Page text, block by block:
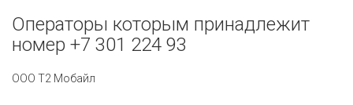
Операторы которым принадлежит
номер +7 301 224 93
ООО Т2 Мобайл